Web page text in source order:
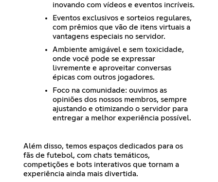
inovando com vídeos e eventos incríveis.
Eventos exclusivos e sorteios regulares,
com prêmios que vão de itens virtuais a
vantagens especiais no servidor.
Ambiente amigável e sem toxicidade,
onde você pode se expressar
livremente e aproveitar conversas
épicas com outros jogadores.
Foco na comunidade: ouvimos as
opiniões dos nossos membros, sempre
ajustando e otimizando o servidor para
entregar a melhor experiência possível.
Além disso, temos espaços dedicados para os
fãs de futebol, com chats temáticos,
competições e bots interativos que tornam a
experiência ainda mais divertida.